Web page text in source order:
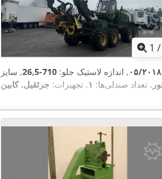
1 /
۰۵/۲۰۱۸ , اندازه لاستیک جلو: 710-26,5
, سایز
, تعداد صندلی‌ها: ۱, تجهیزات: جرثقیل, کابین